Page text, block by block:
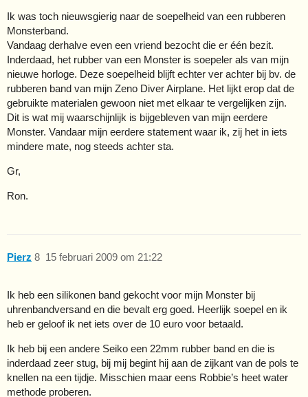
Ik was toch nieuwsgierig naar de soepelheid van een rubberen
Monsterband.
Vandaag derhalve even een vriend bezocht die er één bezit.
Inderdaad, het rubber van een Monster is soepeler als van mijn
nieuwe horloge. Deze soepelheid blijft echter ver achter bij bv. de
rubberen band van mijn Zeno Diver Airplane. Het lijkt erop dat de
gebruikte materialen gewoon niet met elkaar te vergelijken zijn.
Dit is wat mij waarschijnlijk is bijgebleven van mijn eerdere
Monster. Vandaar mijn eerdere statement waar ik, zij het in iets
mindere mate, nog steeds achter sta.
Gr,
Ron.
Pierz 15 februari 2009 om 21:22
8
Ik heb een silikonen band gekocht voor mijn Monster bij
uhrenbandversand en die bevalt erg goed. Heerlijk soepel en ik
heb er geloof ik net iets over de 10 euro voor betaald.
Ik heb bij een andere Seiko een 22mm rubber band en die is
inderdaad zeer stug, bij mij begint hij aan de zijkant van de pols te
knellen na een tijdje. Misschien maar eens Robbie’s heet water
methode proberen.